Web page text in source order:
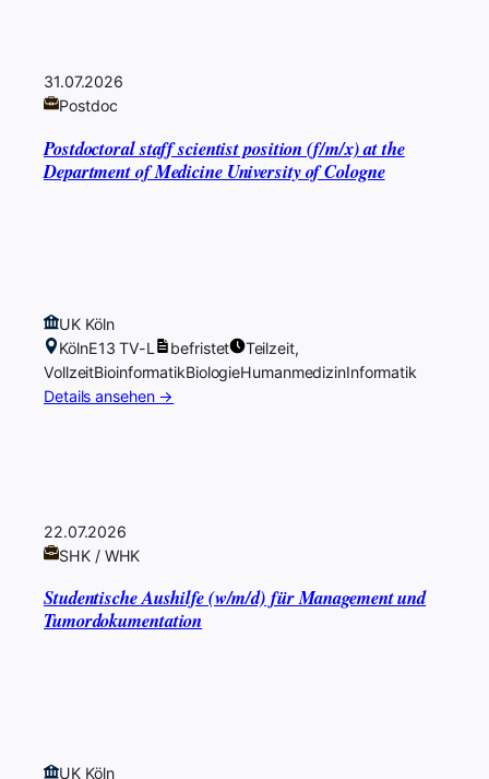
31.07.2026
Postdoc
Postdoctoral staff scientist position (f/m/x) at the
Department of Medicine University of Cologne
UK Köln
KölnE13 TV-L befristet
Teilzeit,
VollzeitBioinformatikBiologieHumanmedizinInformatik
Details ansehen →
22.07.2026
SHK / WHK
Studentische Aushilfe (w/m/d) für Management und
Tumordokumentation
UK Köln